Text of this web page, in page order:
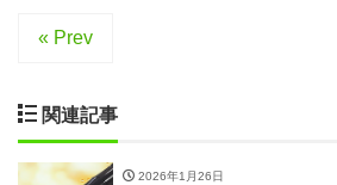
« Prev
関連記事
2026年1月26日